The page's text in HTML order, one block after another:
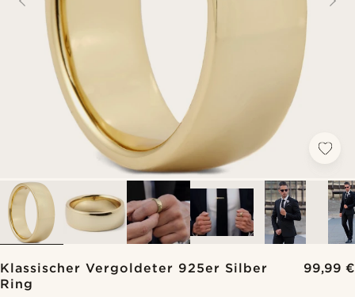
Klassischer Vergoldeter 925er Silber
Ring
99,99 €